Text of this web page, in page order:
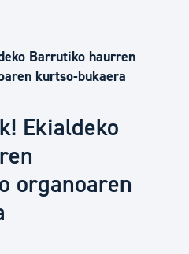
Barrutiko haurren
kurtso-bukaera
Ekialdeko
organoaren